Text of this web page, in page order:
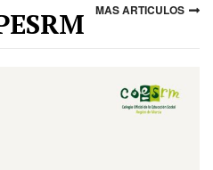
MAS ARTICULOS